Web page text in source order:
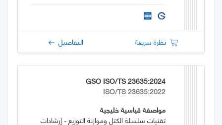
نظرة سريعة التفاصيل
GSO ISO/TS 23635:2024
ISO/TS 23635:2022
مواصفة قياسية خليجية
تقنيات سلسلة الكتل وموازنة التوزيع - إرشادات